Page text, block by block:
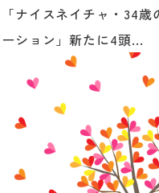
「ナイスネイチャ・34
ーション」新たに4頭...